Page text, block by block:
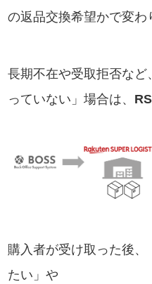
の返品交換希望かで変わ
長期不在や受取拒否な
っていない」場合は、
購入者が受け取った後、
たい」や